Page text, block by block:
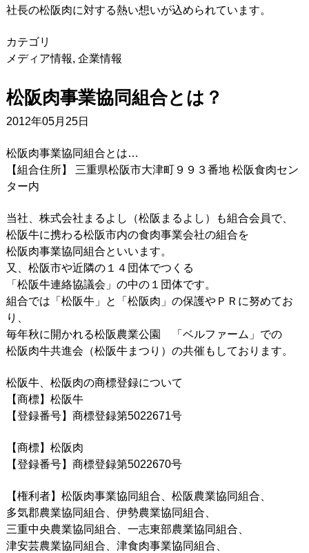
社長の松阪肉に対する熱い想いが込められています。
カテゴリ
メディア情報, 企業情報
松阪肉事業協同組合とは？
2012年05月25日
松阪肉事業協同組合とは…
【組合住所】 三重県松阪市大津町９９３番地 松阪食肉セン
ター内
当社、株式会社まるよし（松阪まるよし）も組合会員で、
松阪牛に携わる松阪市内の食肉事業会社の組合を
松阪肉事業協同組合といいます。
又、松阪市や近隣の１４団体でつくる
「松阪牛連絡協議会」の中の１団体です。
組合では「松阪牛」と「松阪肉」の保護やＰＲに努めてお
り、
毎年秋に開かれる松阪農業公園 「ベルファーム」での
松阪肉牛共進会（松阪牛まつり）の共催もしております。
松阪牛、松阪肉の商標登録について
【商標】松阪牛
【登録番号】商標登録第5022671号
【商標】松阪肉
【登録番号】商標登録第5022670号
【権利者】松阪肉事業協同組合、松阪農業協同組合、
多気郡農業協同組合、伊勢農業協同組合、
三重中央農業協同組合、一志東部農業協同組合、
津安芸農業協同組合、津食肉事業協同組合、